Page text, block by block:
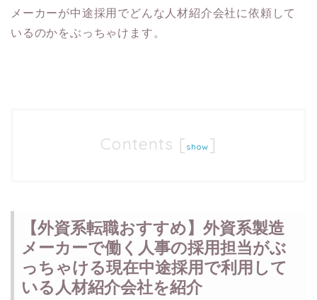
メーカーが中途採用でどんな人材紹介会社に依頼して
いるのかをぶっちゃけます。
Contents [ show ]
【外資系転職おすすめ】外資系製造
メーカーで働く人事の採用担当がぶ
っちゃける現在中途採用で利用して
いる人材紹介会社を紹介